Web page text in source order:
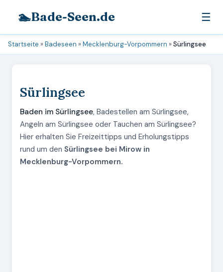
🏊Bade-Seen.de ☰
Startseite »Badeseen »Mecklenburg-Vorpommern »Sürlingsee
Sürlingsee
Baden im Sürlingsee, Badestellen am Sürlingsee,
Angeln am Sürlingsee oder Tauchen am Sürlingsee?
Hier erhalten Sie Freizeittipps und Erholungstipps
rund um den Sürlingsee bei Mirow in
Mecklenburg-Vorpommern.